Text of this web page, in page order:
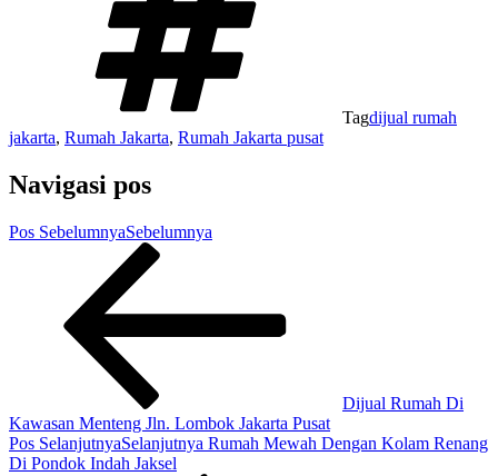
Tagdijual rumah
jakarta, Rumah Jakarta, Rumah Jakarta pusat
Navigasi pos
Pos SebelumnyaSebelumnya
Dijual Rumah Di
Kawasan Menteng Jln. Lombok Jakarta Pusat
Pos SelanjutnyaSelanjutnya Rumah Mewah Dengan Kolam Renang
Di Pondok Indah Jaksel